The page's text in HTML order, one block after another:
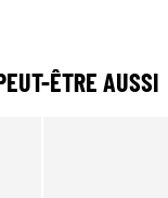
ÊTRE AUSSI